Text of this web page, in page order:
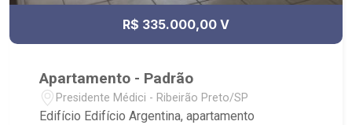
R$ 335.000,00 V
Apartamento - Padrão
Presidente Médici - Ribeirão Preto/SP
Edifício Edifício Argentina, apartamento